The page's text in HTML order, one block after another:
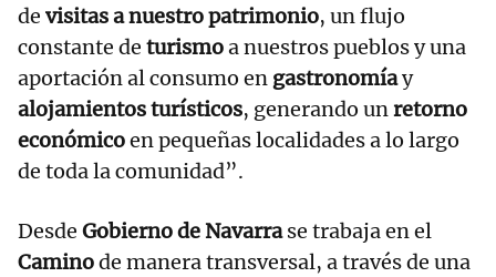
de visitas a nuestro patrimonio, un flujo
constante de turismoa nuestros pueblos y una
aportación al consumo en gastronomíay
alojamientos turísticos, generando unretorno
económicoen pequeñas localidades a lo largo
de toda la comunidad”.
Desde Gobierno de Navarrase trabaja en el
Caminode manera transversal, a través de una